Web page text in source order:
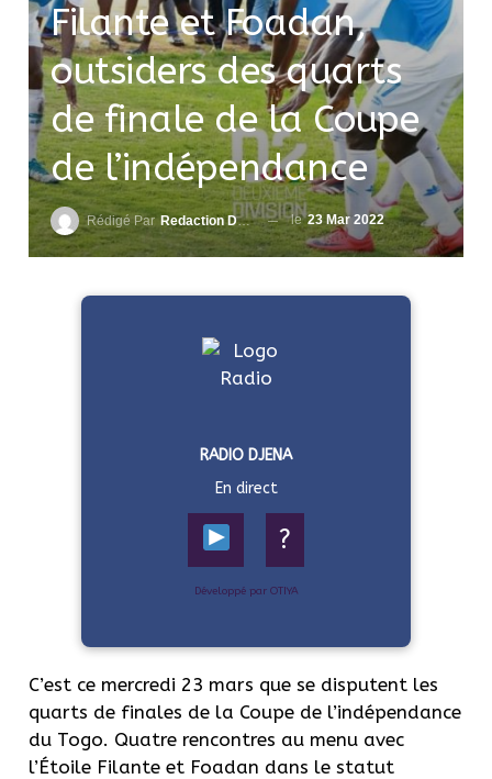
Filante et Foadan,
outsiders des quarts
de finale de la Coupe
de l’indépendance
Rédigé Par Redaction DjenaSport le23 Mar 2022
RADIO DJENA
En direct
?
Développé par OTIYA
C’est ce mercredi 23 mars que se disputent les
quarts de finales de la Coupe de l’indépendance
du Togo. Quatre rencontres au menu avec
l’Étoile Filante et Foadan dans le statut